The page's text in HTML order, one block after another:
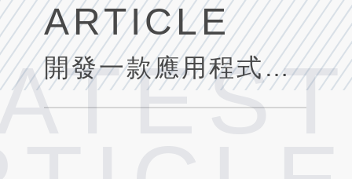
ARTICLE
開發一款應用程式的預算解析:從設計到上線的成本評估